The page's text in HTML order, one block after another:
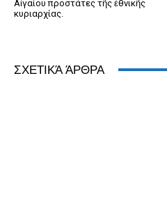
Αἰγαίου προστάτες τῆς ἐθνικῆς
κυριαρχίας.
ΣΧΕΤΙΚΆ ΆΡΘΡΑ